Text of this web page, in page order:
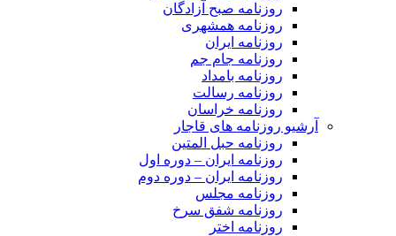
روزنامه صبح آزادگان
روزنامه همشهری
روزنامه ایران
روزنامه جام جم
روزنامه بامداد
روزنامه رسالت
روزنامه خراسان
آرشیو روزنامه های قاجار
روزنامه حبل المتین
روزنامه ایران – دوره اول
روزنامه ایران – دوره دوم
روزنامه مجلس
روزنامه شفق سرخ
روزنامه اختر